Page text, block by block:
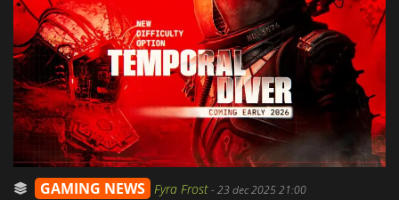
GAMING NEWS Fyra Frost-23 dec 2025 21:00